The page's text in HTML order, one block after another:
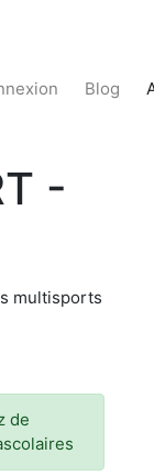
Blog
-
multisports
de